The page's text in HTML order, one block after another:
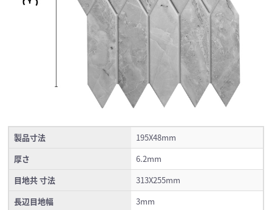
製品寸法
195X48mm
厚さ
6.2mm
目地共 寸法
313X255mm
長辺目地幅
3mm